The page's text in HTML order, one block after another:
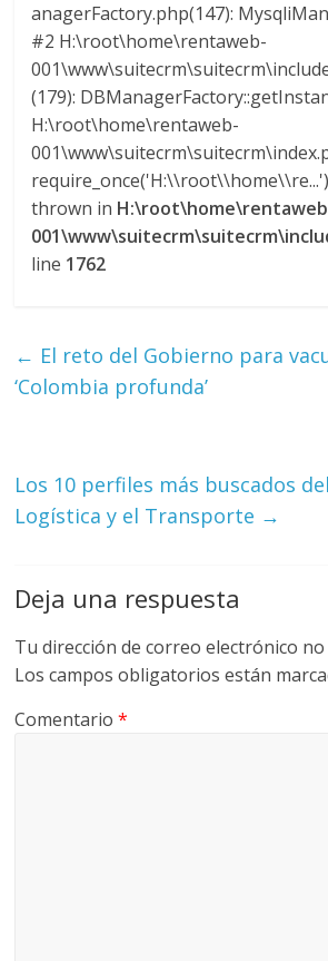
anagerFactory.php(147):
#2 H:\root\home\rentaweb-
(179):
H:\root\home\rentaweb-
thrown in
line 1762
← El reto del Gobierno para
‘Colombia profunda’
Los 10 perfiles más buscados
Logística y el Transporte →
Deja una respuesta
Tu dirección de correo electrónico
Los campos obligatorios están
Comentario*